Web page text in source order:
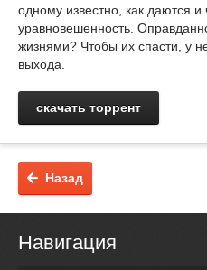
одному известно, как даются и
уравновешенность.
жизнями? Чтобы их спасти, у
выхода.
скачать торрент
Назад
Навигация